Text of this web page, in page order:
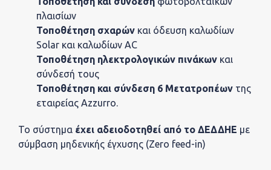
πλαισίων
Τοποθέτηση σχαρών και όδευση καλωδίων
Solar και καλωδίων AC
Τοποθέτηση ηλεκτρολογικών πινάκων και
σύνδεσή τους
Τοποθέτηση και σύνδεση 6 Μετατροπέων της
εταιρείας Azzurro.
Το σύστημα έχει αδειοδοτηθεί από το ΔΕΔΔΗΕ με
σύμβαση μηδενικής έγχυσης (Zero feed-in)